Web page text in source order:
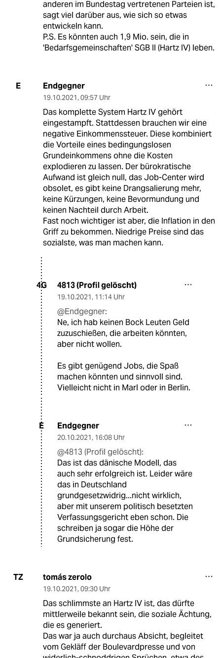
anderen im Bundestag vertretenen Parteien ist,
sagt viel darüber aus, wie sich so etwas
entwickeln kann.
P.S. Es könnten auch 1,9 Mio. sein, die in
'Bedarfsgemeinschaften' SGB II (Hartz IV) leben.
E Endgegner
19.10.2021, 09:57 Uhr
Das komplette System Hartz IV gehört
eingestampft. Stattdessen brauchen wir eine
negative Einkommenssteuer. Diese kombiniert
die Vorteile eines bedingungslosen
Grundeinkommens ohne die Kosten
explodieren zu lassen. Der bürokratische
Aufwand ist gleich null, das Job-Center wird
obsolet, es gibt keine Drangsalierung mehr,
keine Kürzungen, keine Bevormundung und
keinen Nachteil durch Arbeit.
Fast noch wichtiger ist aber, die Inflation in den
Griff zu bekommen. Niedrige Preise sind das
sozialste, was man machen kann.
4G 4813 (Profil gelöscht)
19.10.2021, 11:14 Uhr
@Endgegner:
Ne, ich hab keinen Bock Leuten Geld
zuzuschießen, die arbeiten könnten,
aber nicht wollen.
Es gibt genügend Jobs, die Spaß
machen könnten und sinnvoll sind.
Vielleicht nicht in Marl oder in Berlin.
E Endgegner
20.10.2021, 16:08 Uhr
@4813 (Profil gelöscht):
Das ist das dänische Modell, das
auch sehr erfolgreich ist. Leider wäre
das in Deutschland
grundgesetzwidrig...nicht wirklich,
aber mit unserem politisch besetzten
Verfassungsgericht eben schon. Die
schreiben ja sogar die Höhe der
Grundsicherung fest.
TZ tomás zerolo
19.10.2021, 09:30 Uhr
Das schlimmste an Hartz IV ist, das dürfte
mittlerweile bekannt sein, die soziale Ächtung,
die es generiert.
Das war ja auch durchaus Absicht, begleitet
vom Gekläff der Boulevardpresse und von